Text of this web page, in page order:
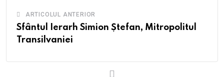
ARTICOLUL ANTERIOR
Sfântul Ierarh Simion Ștefan, Mitropolitul
Transilvaniei